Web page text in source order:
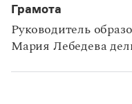
Грамота
Руководитель
Мария Лебедева